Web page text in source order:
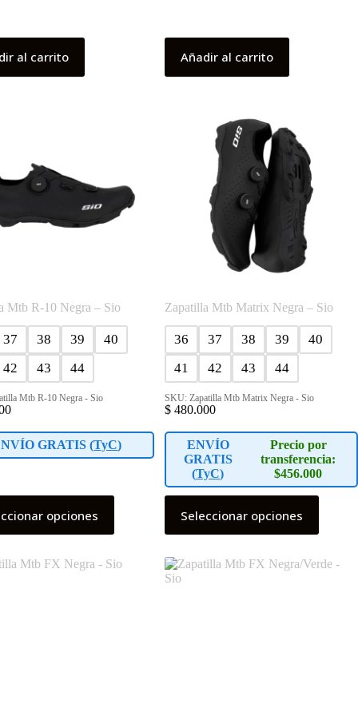
al carrito Añadir al carrito
Mtb R-10 Negra – Sio
37 38 39
40
42 43 44
Mtb R-10 Negra - Sio
GRATIS (TyC)
opciones
Zapatilla Mtb Matrix Negra – Sio
36 37 38 39
40
41
42 43 44
SKU: Zapatilla Mtb Matrix Negra - Sio
$480.000
ENVÍO
GRATIS
(TyC)
Precio por
transferencia:
$456.000
Seleccionar opciones
Este
producto
tiene
variantes.
Las